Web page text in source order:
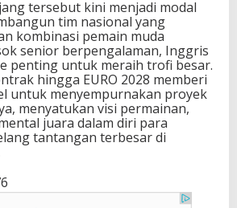
tersebut kini menjadi modal
tim nasional yang
kombinasi pemain muda
senior berpengalaman, Inggris
penting untuk meraih trofi besar.
hingga EURO 2028 memberi
untuk menyempurnakan proyek
menyatukan visi permainan,
juara dalam diri para
tantangan terbesar di